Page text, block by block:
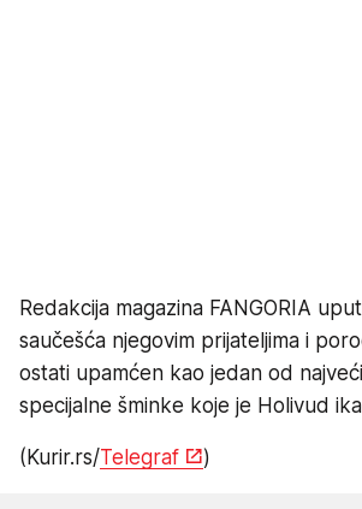
Redakcija magazina FANGORIA
saučešća njegovim prijateljima i
ostati upamćen kao jedan od
specijalne šminke koje je Holivud
(Kurir.rs/Telegraf )